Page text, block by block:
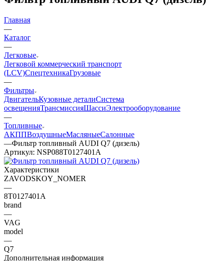
Главная
—
Каталог
—
Легковые
Легковой коммерческий транспорт
(LCV)СпецтехникаГрузовые
—
Фильтры
ДвигательКузовные деталиСистема
освещенияТрансмиссияШассиЭлектрооборудование
—
Топливные
АКППВоздушныеМасляныеСалонные
—Фильтр топливный AUDI Q7 (дизель)
Артикул: NSP088T0127401A
Характеристики
ZAVODSKOY_NOMER
—
8T0127401A
brand
—
VAG
model
—
Q7
Дополнительная информация